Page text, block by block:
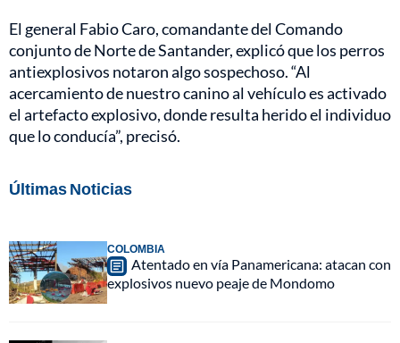
El general Fabio Caro, comandante del Comando
conjunto de Norte de Santander, explicó que los perros
antiexplosivos notaron algo sospechoso. “Al
acercamiento de nuestro canino al vehículo es activado
el artefacto explosivo, donde resulta herido el individuo
que lo conducía”, precisó.
Últimas Noticias
COLOMBIA
Atentado en vía Panamericana: atacan con
explosivos nuevo peaje de Mondomo